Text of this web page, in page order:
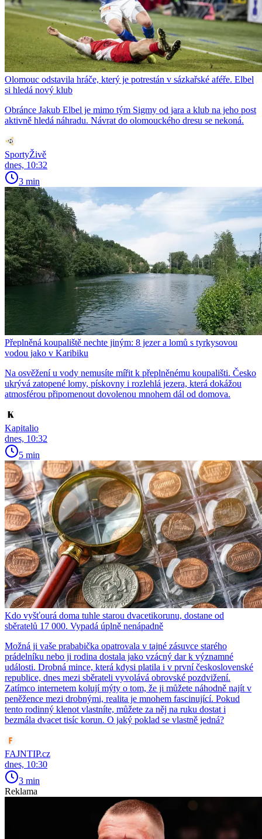
Olomouc odstavila hráče, který je potrestán v sázkařské aféře. Elbel
si hledá nový klub
Obránce Jakub Elbel je mimo tým Sigmy od jara a klub na jeho post
aktivně hledá náhradu. Návrat do olomouckého dresu se nekoná.
SportyŽivě
dnes, 10:32
3 min
Přeplněná koupaliště nechte jiným: 8 jezer a lomů s tyrkysovou
vodou jako v Karibiku
Na osvěžení u vody nemusíte mířit k přeplněnému koupališti. Česko
ukrývá zatopené lomy, pískovny i rozlehlá jezera, která dokážou
atmosférou připomenout dovolenou mnohem dál od domova.
Kapitalio
dnes, 10:32
5 min
Kdo vyšťourá doma tuhle starou dvacetikorunu, dostane od
sběratelů 17 000. Vypadá úplně nenápadně
Možná ji vaše prababička opatrovala v tajné zásuvce starého
prádelníku nebo ji rodina dostala jako vzácný dar k významné
události. Drobná mince, která kdysi platila i v první československé
republice, dnes mezi sběrateli vyvolává obrovské pozdvižení.
Zatímco internetem kolují mýty o tom, že ji můžete náhodně najít v
peněžence mezi drobnými, realita je mnohem fascinující. Pokud
tento rodinný klenot vlastníte, můžete za něj na ruku dostat i
bezmála dvacet tisíc korun. O jaký poklad se vlastně jedná?
FAJNTIP.cz
dnes, 10:30
3 min
Reklama